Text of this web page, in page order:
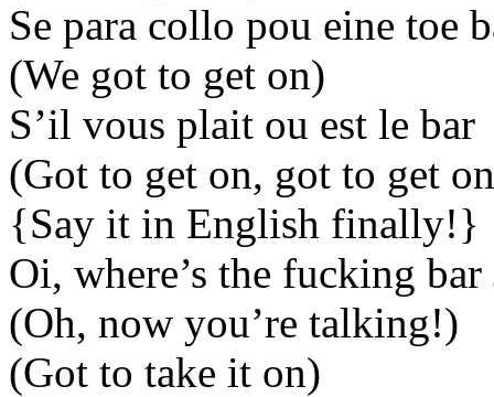
Se para collo pou eine toe
(We got to get on)
S’il vous plait ou est le bar
(Got to get on, got to get
{Say it in English finally!}
Oi, where’s the fucking bar
(Oh, now you’re talking!)
(Got to take it on)